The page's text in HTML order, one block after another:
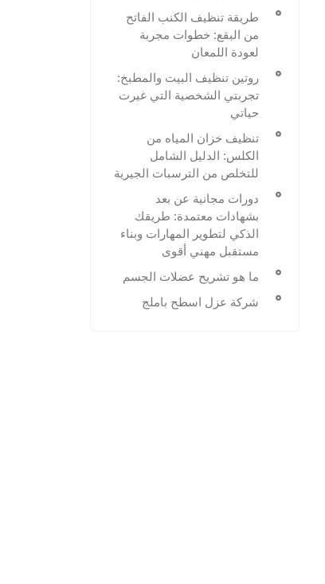
طريقة تنظيف الكنب الفاتح
من البقع: خطوات مجربة
لعودة اللمعان
روتين تنظيف البيت والمطبخ:
تجربتي الشخصية التي غيرت
حياتي
تنظيف خزان المياه من
الكلس: الدليل الشامل
للتخلص من الترسبات الجيرية
دورات مجانية عن بعد
بشهادات معتمدة: طريقك
الذكي لتطوير المهارات وبناء
مستقبل مهني أقوى
ما هو تشريح عضلات الجسم
شركة عزل اسطح باملج